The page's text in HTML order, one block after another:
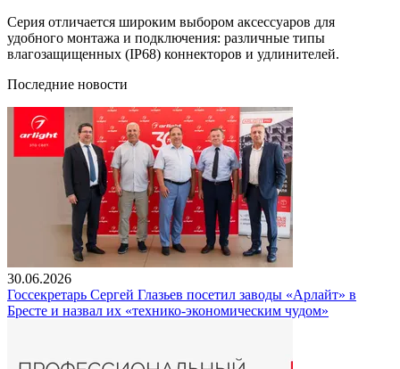
Серия отличается широким выбором аксессуаров для
удобного монтажа и подключения: различные типы
влагозащищенных (IP68) коннекторов и удлинителей.
Последние новости
30.06.2026
Госсекретарь Сергей Глазьев посетил заводы «Арлайт» в
Бресте и назвал их «технико-экономическим чудом»